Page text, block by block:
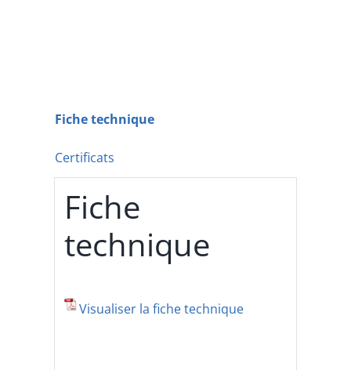
Fiche technique
Certificats
Fiche
technique
Visualiser la fiche technique